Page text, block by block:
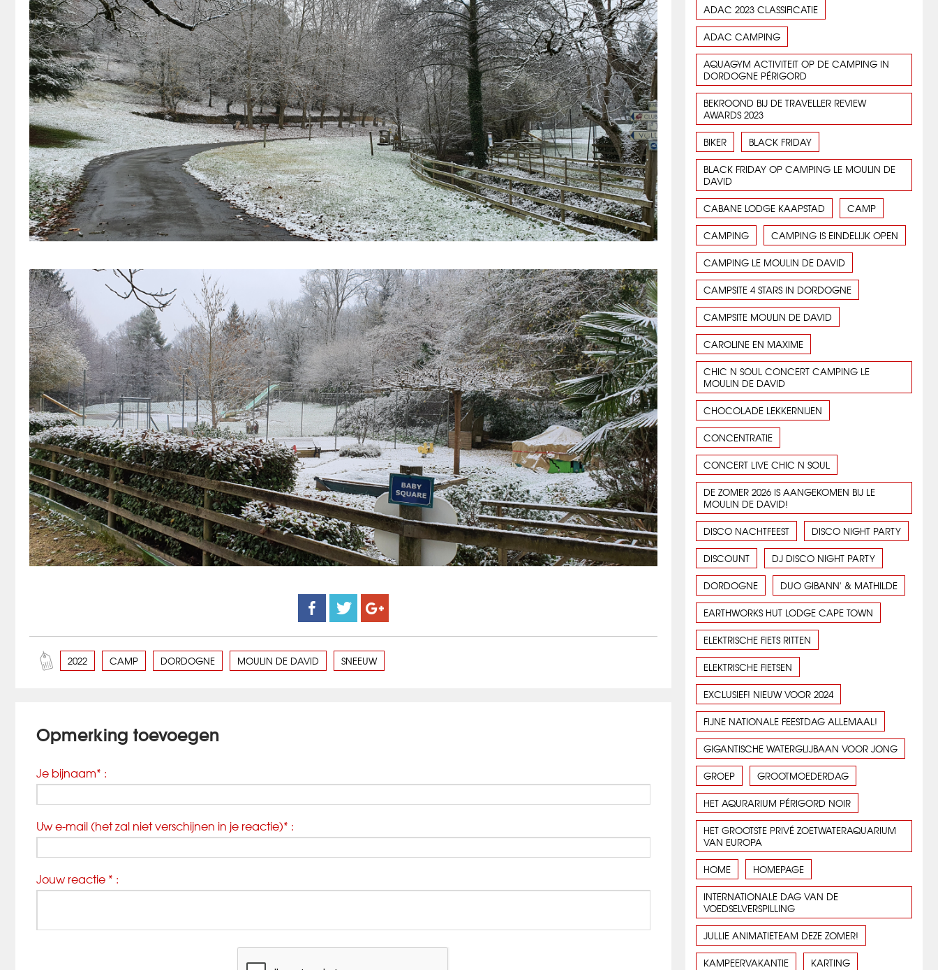
2022 CAMP DORDOGNE MOULIN DE DAVID SNEEUW
Opmerking toevoegen
Je bijnaam* :
Uw e-mail (het zal niet verschijnen in je reactie)* :
Jouw reactie * :
ADAC 2023 CLASSIFICATIE
ADAC CAMPING
AQUAGYM ACTIVITEIT OP DE CAMPING IN
DORDOGNE PÉRIGORD
BEKROOND BIJ DE TRAVELLER REVIEW
AWARDS 2023
BIKER BLACK FRIDAY
BLACK FRIDAY OP CAMPING LE MOULIN DE
DAVID
CABANE LODGE KAAPSTAD CAMP
CAMPING CAMPING IS EINDELIJK OPEN
CAMPING LE MOULIN DE DAVID
CAMPSITE 4 STARS IN DORDOGNE
CAMPSITE MOULIN DE DAVID
CAROLINE EN MAXIME
CHIC N SOUL CONCERT CAMPING LE
MOULIN DE DAVID
CHOCOLADE LEKKERNIJEN
CONCENTRATIE
CONCERT LIVE CHIC N SOUL
DE ZOMER 2026 IS AANGEKOMEN BIJ LE
MOULIN DE DAVID!
DISCO NACHTFEEST DISCO NIGHT PARTY
DISCOUNT DJ DISCO NIGHT PARTY
DORDOGNE DUO GIBANN' & MATHILDE
EARTHWORKS HUT LODGE CAPE TOWN
ELEKTRISCHE FIETS RITTEN
ELEKTRISCHE FIETSEN
EXCLUSIEF! NIEUW VOOR 2024
FIJNE NATIONALE FEESTDAG ALLEMAAL!
GIGANTISCHE WATERGLIJBAAN VOOR JONG
GROEP GROOTMOEDERDAG
HET AQURARIUM PÉRIGORD NOIR
HET GROOTSTE PRIVÉ ZOETWATERAQUARIUM
VAN EUROPA
HOME HOMEPAGE
INTERNATIONALE DAG VAN DE
VOEDSELVERSPILLING
JULLIE ANIMATIETEAM DEZE ZOMER!
KAMPEERVAKANTIE KARTING